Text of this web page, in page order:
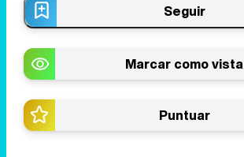
Seguir
Marcar como vista
Puntuar